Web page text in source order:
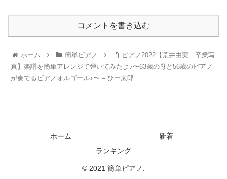
コメントを書き込む
ホーム 簡単ピアノ
ピアノ2022【荒井由実 卒業写
真】楽譜を簡単アレンジで弾いてみたよ♪〜63歳の母と56歳のピアノ
が奏でるピアノオルゴール♪〜 – ひー太郎
ホーム
新着
ランキング
© 2021 簡単ピアノ.